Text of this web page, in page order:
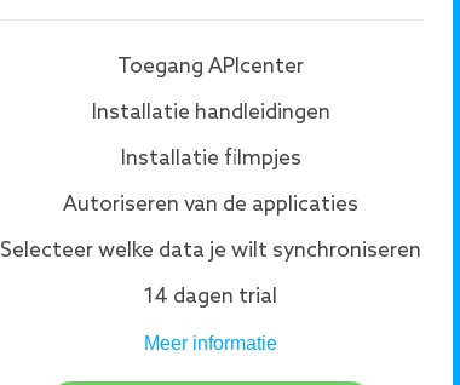
Toegang APIcenter
Installatie handleidingen
Installatie filmpjes
Autoriseren van de applicaties
Selecteer welke data je wilt synchroniseren
14 dagen trial
Meer informatie